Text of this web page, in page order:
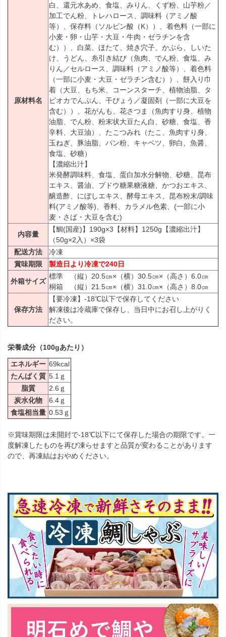
原材料名
白、還元水あめ、食塩、みりん、くず粉、山芋粉／
加工でん粉、トレハロース、調味料（アミノ酸
等）、保存料（ソルビン酸（K））、着色料（一部に
小麦・卵・山芋・大豆・牛肉・ゼラチンを含
む））、白菜、ほたて、焼き穴子、かぶら、しいた
け、うどん、糸引き結び（魚肉、でん粉、食塩、み
りん／セルロース、調味料（アミノ酸等）、着色料
（一部に小麦・大豆・ゼラチン含む））、餅入り巾
着（大豆、もち米、コーンスターチ、植物油脂、タ
ピオカでんぷん、干ぴょう／凝固剤（一部に大豆を
含む））、花がんも、花さつま（魚肉すり身、植物
油脂、でん粉、粉末状大豆たん白、砂糖、食塩、香
辛料、大豆油）、たこつみれ（たこ、魚肉すり身、
玉ねぎ、豚油脂、パン粉、キャベツ、卵白、魚醤、
食塩、砂糖）
【濃縮出汁】
米発酵調味料、食塩、蛋白加水分解物、砂糖、昆布
エキス、醤油、ブドウ糖果糖液糖、かつおエキス、
醸造酢、にぼしエキス、酵母エキス、昆布粉末/調味
料(アミノ酸等)、香料、カラメル色素、(一部に小
麦・さば・大豆を含む)
内容量
【鯛(国産)】190g×3【材料】1250g【濃縮出汁】
（50g×2入）×3袋
配送方法
冷凍
賞味期限
製造日より冷凍で240日
外箱サイズ
標準 （縦）20.5㎝×（横）30.5㎝×（高さ）6.0㎝
桐箱 （縦）21.5㎝×（横）31.0㎝×（高さ）8.0㎝
保存方法
【要冷凍】-18℃以下で保存してください
解凍後は冷蔵庫で保存し、当日中にお召し上がりく
ださい。
栄養成分（100gあたり）
エネルギー 69kcal
たんぱく質 5.1ｇ
脂質
2.6ｇ
炭水化物
6.4ｇ
食塩相当量 0.53ｇ
※賞味期限は未開封で-18℃以下にて保存した場合の期限です。一
度解凍したものを再び凍らせますと品質が変わることがあります
ので、再凍結はおやめください。